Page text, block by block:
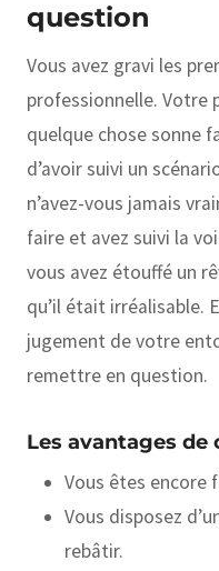
question
Vous avez gravi les
professionnelle. Votre
quelque chose sonne
d’avoir suivi un
n’avez-vous jamais
faire et avez suivi la
vous avez étouffé un
qu’il était irréalisable.
jugement de votre
remettre en question.
Les avantages de
Vous êtes encore
Vous disposez
rebâtir.